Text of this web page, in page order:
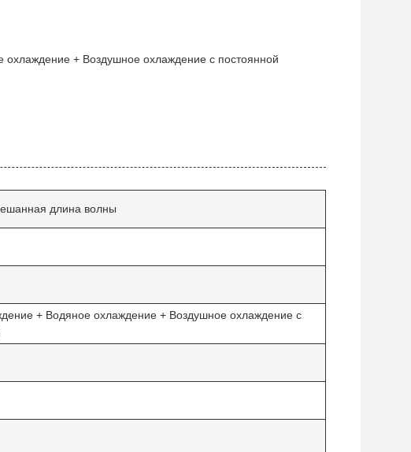
+ Воздушное охлаждение с постоянной
длина волны
+ Водяное охлаждение + Воздушное охлаждение с